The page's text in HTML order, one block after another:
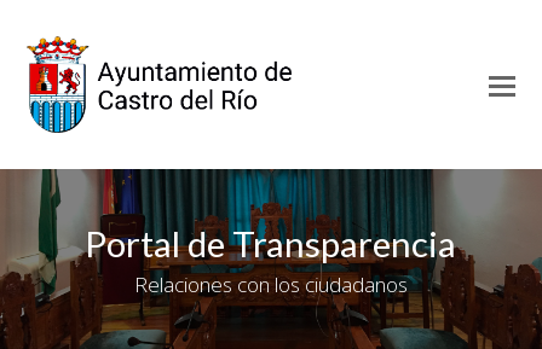
Portal de Transparencia
Relaciones con los ciudadanos